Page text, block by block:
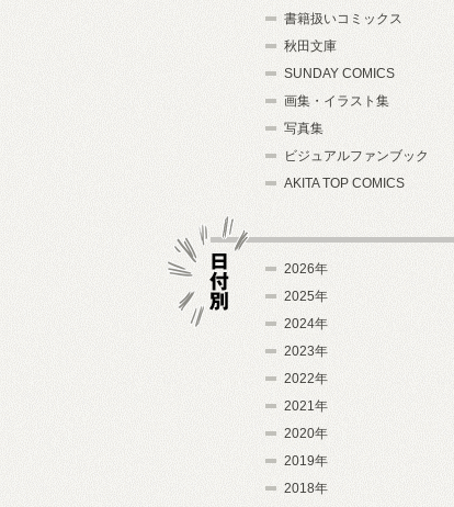
書籍扱いコミックス
秋田文庫
SUNDAY COMICS
画集・イラスト集
写真集
ビジュアルファンブック
AKITA TOP COMICS
2026年
2025年
2024年
2023年
2022年
2021年
2020年
2019年
2018年